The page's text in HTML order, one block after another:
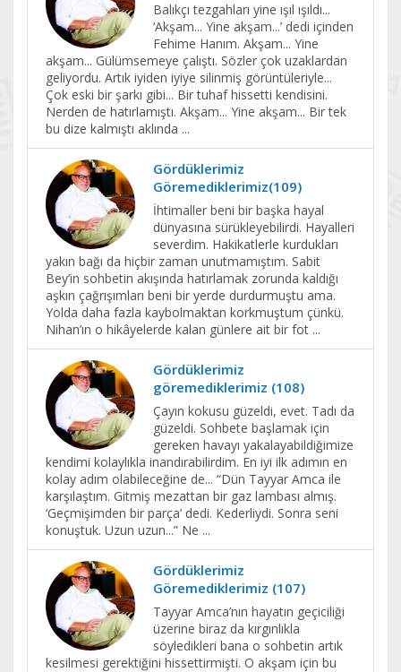
Balıkçı tezgahları yine ışıl ışıldı...
‘Akşam... Yine akşam...’ dedi içinden
Fehime Hanım. Akşam... Yine
akşam... Gülümsemeye çalıştı. Sözler çok uzaklardan
geliyordu. Artık iyiden iyiye silinmiş görüntüleriyle...
Çok eski bir şarkı gibi... Bir tuhaf hissetti kendisini.
Nerden de hatırlamıştı. Akşam... Yine akşam... Bir tek
bu dize kalmıştı aklında ...
Gördüklerimiz
Göremediklerimiz(109)
İhtimaller beni bir başka hayal
dünyasına sürükleyebilirdi. Hayalleri
severdim. Hakikatlerle kurdukları
yakın bağı da hiçbir zaman unutmamıştım. Sabit
Bey’in sohbetin akışında hatırlamak zorunda kaldığı
aşkın çağrışımları beni bir yerde durdurmuştu ama.
Yolda daha fazla kaybolmaktan korkmuştum çünkü.
Nihan’ın o hikâyelerde kalan günlere ait bir fot ...
Gördüklerimiz
göremediklerimiz (108)
Çayın kokusu güzeldi, evet. Tadı da
güzeldi. Sohbete başlamak için
gereken havayı yakalayabildiğimize
kendimi kolaylıkla inandırabilirdim. En iyi ilk adımın en
kolay adım olabileceğine de... “Dün Tayyar Amca ile
karşılaştım. Gitmiş mezattan bir gaz lambası almış.
‘Geçmişimden bir parça’ dedi. Kederliydi. Sonra seni
konuştuk. Uzun uzun...” Ne ...
Gördüklerimiz
Göremediklerimiz (107)
Tayyar Amca’nın hayatın geçiciliği
üzerine biraz da kırgınlıkla
söyledikleri bana o sohbetin artık
kesilmesi gerektiğini hissettirmişti. O akşam için bu